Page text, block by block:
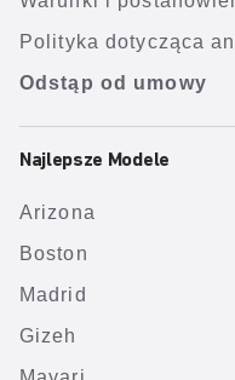
Polityka dotycząca
Odstąp od umowy
Najlepsze Modele
Arizona
Boston
Madrid
Gizeh